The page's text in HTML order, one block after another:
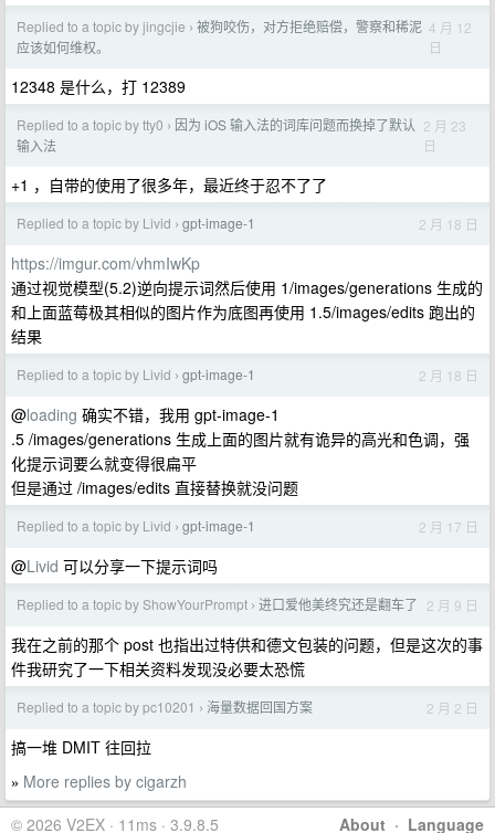
Replied to a topic by jingcjie › 被狗咬伤，对方拒绝赔偿，警察和稀泥
应该如何维权。
4 月 12
日
12348 是什么，打 12389
Replied to a topic by tty0 › 因为 iOS 输入法的词库问题而换掉了默认
输入法
2 月 23
日
+1 ，自带的使用了很多年，最近终于忍不了了
Replied to a topic by Livid › gpt-image-1 2 月 18 日
https://imgur.com/vhmIwKp
通过视觉模型(5.2)逆向提示词然后使用 1/images/generations 生成的
和上面蓝莓极其相似的图片作为底图再使用 1.5/images/edits 跑出的
结果
Replied to a topic by Livid › gpt-image-1 2 月 18 日
@loading 确实不错，我用 gpt-image-1
.5 /images/generations 生成上面的图片就有诡异的高光和色调，强
化提示词要么就变得很扁平
但是通过 /images/edits 直接替换就没问题
Replied to a topic by Livid › gpt-image-1 2 月 17 日
@Livid 可以分享一下提示词吗
Replied to a topic by ShowYourPrompt › 进口爱他美终究还是翻车了 2 月 9 日
我在之前的那个 post 也指出过特供和德文包装的问题，但是这次的事
件我研究了一下相关资料发现没必要太恐慌
Replied to a topic by pc10201 › 海量数据回国方案 2 月 2 日
搞一堆 DMIT 往回拉
» More replies by cigarzh
About · Language
© 2026 V2EX · 11ms · 3.9.8.5